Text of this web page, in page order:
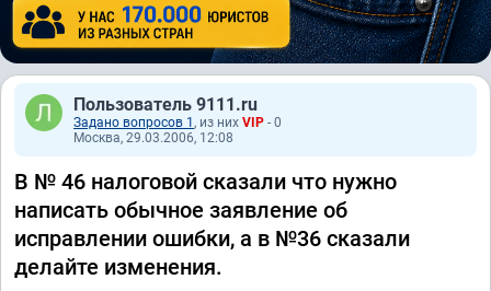
Пользователь 9111.ru
Задано вопросов 1 , из них VIP - 0
Москва, 29.03.2006, 12:08
В № 46 налоговой сказали что нужно
написать обычное заявление об
исправлении ошибки, а в №36 сказали
делайте изменения.